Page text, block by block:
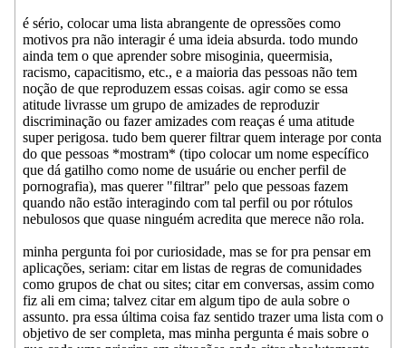
é sério, colocar uma lista abrangente de opressões como
motivos pra não interagir é uma ideia absurda. todo mundo
ainda tem o que aprender sobre misoginia, queermisia,
racismo, capacitismo, etc., e a maioria das pessoas não tem
noção de que reproduzem essas coisas. agir como se essa
atitude livrasse um grupo de amizades de reproduzir
discriminação ou fazer amizades com reaças é uma atitude
super perigosa. tudo bem querer filtrar quem interage por conta
do que pessoas *mostram* (tipo colocar um nome específico
que dá gatilho como nome de usuárie ou encher perfil de
pornografia), mas querer "filtrar" pelo que pessoas fazem
quando não estão interagindo com tal perfil ou por rótulos
nebulosos que quase ninguém acredita que merece não rola.
minha pergunta foi por curiosidade, mas se for pra pensar em
aplicações, seriam: citar em listas de regras de comunidades
como grupos de chat ou sites; citar em conversas, assim como
fiz ali em cima; talvez citar em algum tipo de aula sobre o
assunto. pra essa última coisa faz sentido trazer uma lista com o
objetivo de ser completa, mas minha pergunta é mais sobre o